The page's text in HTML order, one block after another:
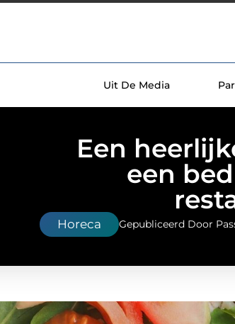
Uit De Media
Een
een
Horeca Gepubliceerd Door